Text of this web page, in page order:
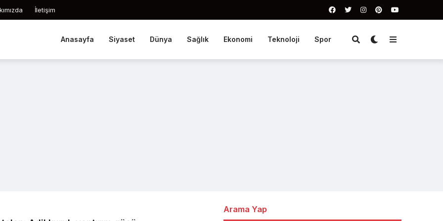
İletişim
Anasayfa Siyaset Dünya Sağlık Ekonomi Teknoloji Spor
Arama Yap